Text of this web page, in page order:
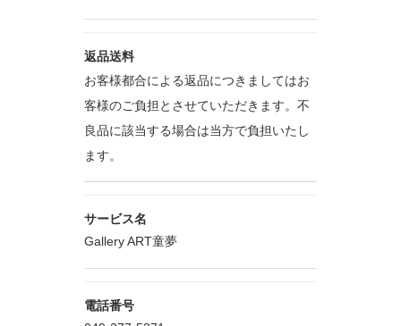
返品送料
お客様都合による返品につきましてはお
客様のご負担とさせていただきます。不
良品に該当する場合は当方で負担いたし
ます。
サービス名
Gallery ART童夢
電話番号